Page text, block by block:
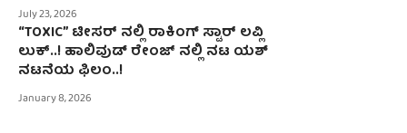
July 23, 2026
“TOXIC” ಟೀಸರ್ ನಲ್ಲಿ ರಾಕಿಂಗ್ ಸ್ಟಾರ್ ಲವ್ಲಿ
ಲುಕ್..! ಹಾಲಿವುಡ್ ರೇಂಜ್ ನಲ್ಲಿ ನಟ ಯಶ್
ನಟನೆಯ ಫಿಲಂ..!
January 8, 2026